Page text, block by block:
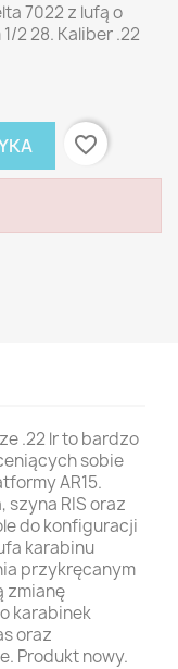
7022 z lufą o
2 28. Kaliber .22
favorite_border
.22 lr to bardzo
sobie
AR15.
szyna RIS oraz
do konfiguracji
karabinu
przykręcanym
zmianę
karabinek
oraz
Produkt nowy.